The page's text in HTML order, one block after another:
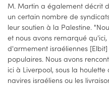
M. Martin a également décrit
un certain nombre de
leur soutien à la Palestine.
et nous avons remarqué
d'armement israéliennes
populaires. Nous avons
ici à Liverpool, sous la
navires israéliens ou les